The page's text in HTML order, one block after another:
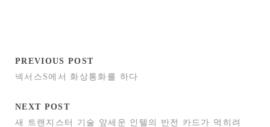
PREVIOUS POST
넥서스S에서 화상통화를 하다
NEXT POST
새 트랜지스터 기술 앞세운 인텔의 반전 카드가 먹히려